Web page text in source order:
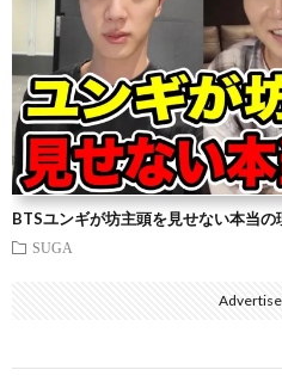
BTSユンギが坊主頭を見せない本当の
SUGA